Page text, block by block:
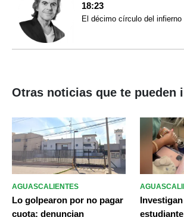
18:23
El décimo círculo del infierno
Otras noticias que te pueden
AGUASCALIENTES
Lo golpearon por no pagar
cuota: denuncian